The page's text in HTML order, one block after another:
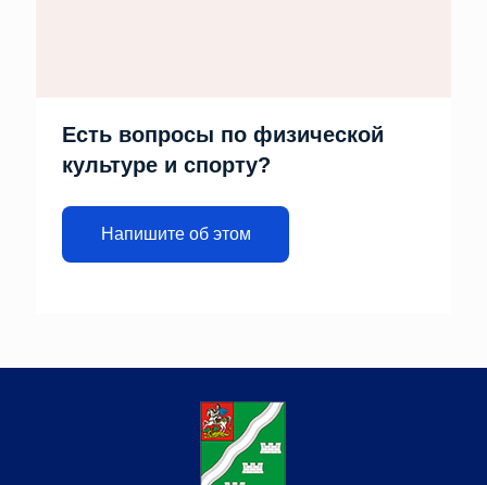
Есть вопросы по физической
культуре и спорту?
Напишите об этом